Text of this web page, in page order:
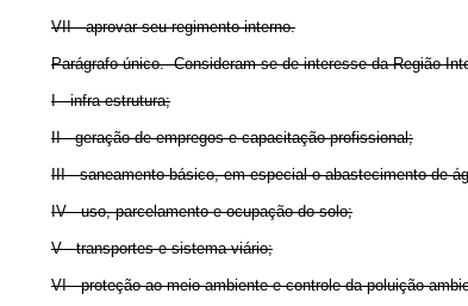
VII - aprovar seu regimento interno.
Parágrafo único. Consideram-se de interesse da Região
I - infra-estrutura;
II - geração de empregos e capacitação profissional;
III - saneamento básico, em especial o abastecimento de
IV - uso, parcelamento e ocupação do solo;
V - transportes e sistema viário;
VI - proteção ao meio ambiente e controle da poluição